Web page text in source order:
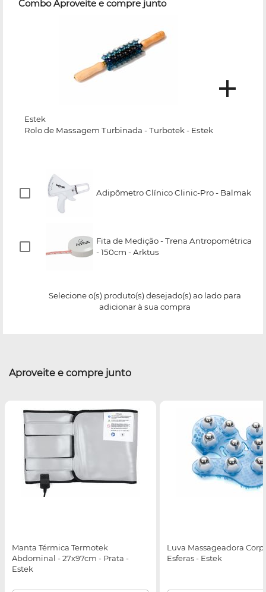
Combo Aproveite e compre junto
Estek
Rolo de Massagem Turbinada - Turbotek - Estek
Adipômetro Clínico Clinic-Pro - Balmak
Fita de Medição - Trena Antropométrica
- 150cm - Arktus
Selecione o(s) produto(s) desejado(s) ao lado para
adicionar à sua compra
Aproveite e compre junto
Manta Térmica Termotek
Abdominal - 27x97cm - Prata -
Estek
Luva Massageadora
Esferas - Estek